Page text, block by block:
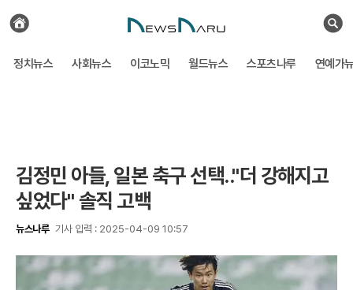
검
전
체
보
정치뉴스 사회뉴스 이코노믹 월드뉴스 스포츠나루 연예가
김정민 아들, 일본 축구 선택.."더 강해지고
싶었다" 솔직 고백
뉴스나루 기사 입력 : 2025-04-09 10:57